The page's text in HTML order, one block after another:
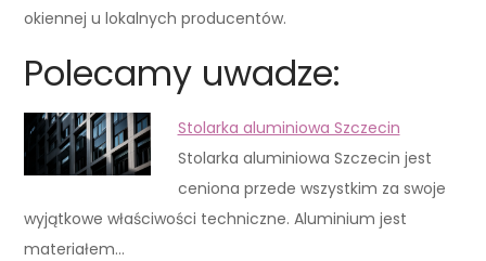
okiennej u lokalnych producentów.
Polecamy uwadze:
Stolarka aluminiowa Szczecin
Stolarka aluminiowa Szczecin jest
ceniona przede wszystkim za swoje
wyjątkowe właściwości techniczne. Aluminium jest
materiałem…